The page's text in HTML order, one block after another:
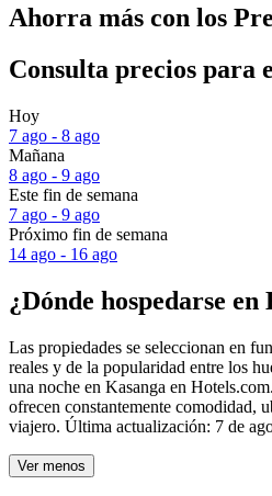
Ahorra más con los
Consulta precios para
Hoy
7 ago - 8 ago
Mañana
8 ago - 9 ago
Este fin de semana
7 ago - 9 ago
Próximo fin de semana
14 ago - 16 ago
¿Dónde hospedarse en
Las propiedades se seleccionan en
reales y de la popularidad entre los
una noche en Kasanga en
ofrecen constantemente comodidad,
viajero. Última actualización: 7 de
Ver menos